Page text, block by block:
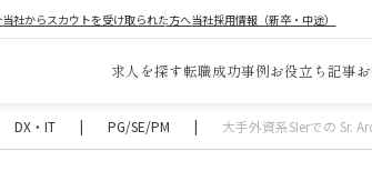
当社からスカウトを受け取られた方へ当社採用情報（新卒・中途）
求人を探す転職成功事例お役立ち記事
DX・IT | PG/SE/PM | 大手外資系SIerでの Sr.